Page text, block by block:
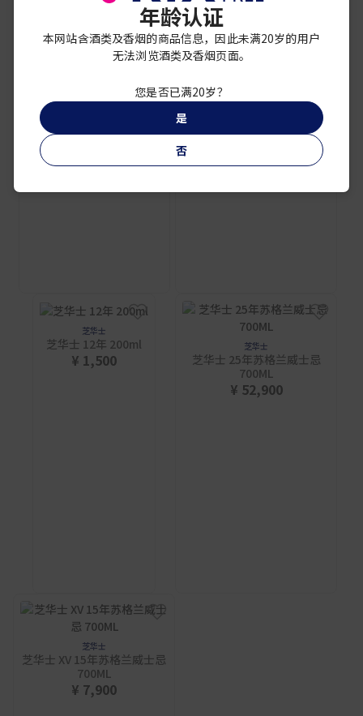
芝华士EXTRA雪莉桶 1升
¥ 8,000
芝华士
芝华士·耀苏格兰威士忌
芝华士
芝华士 12年 200ml
¥ 1,500
芝华士
芝华士 25年苏格兰威士忌
700ML
¥ 52,900
芝华士
芝华士 XV 15年苏格兰威士忌
700ML
¥ 7,900
年龄认证
本网站含酒类及香烟的商品信息，因此未满20岁的用户
无法浏览酒类及香烟页面。
您是否已满20岁？
是
否